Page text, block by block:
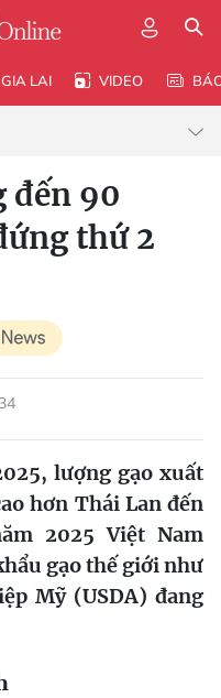
LAI VIDEO
đến 90
thứ 2
lượng gạo xuất
hơn Thái Lan đến
2025 Việt Nam
gạo thế giới như
Mỹ (USDA) đang